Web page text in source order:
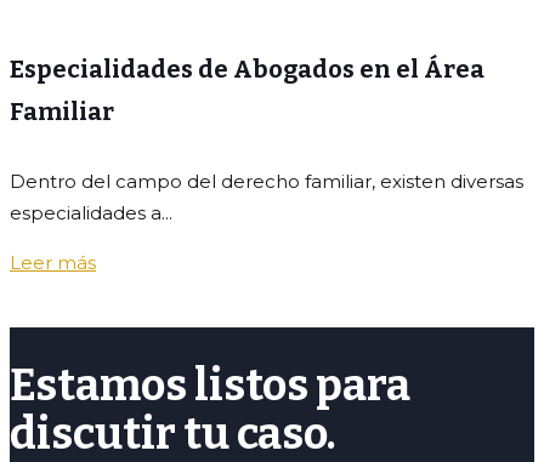
Especialidades de Abogados en el Área
Familiar
Dentro del campo del derecho familiar, existen diversas
especialidades a...
Leer más
Estamos listos para
discutir tu caso.